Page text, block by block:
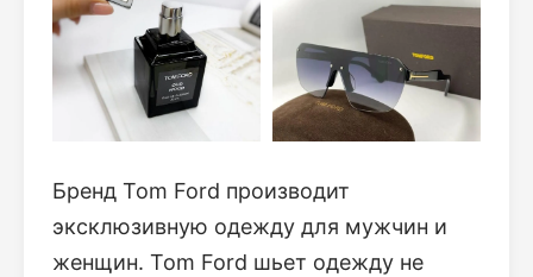
Бренд Tom Ford производит
эксклюзивную одежду для мужчин и
женщин. Tom Ford шьет одежду не